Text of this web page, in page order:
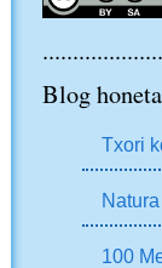
Blog
Txori
100